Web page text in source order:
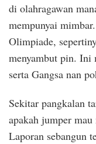
di olahragawan
mempunyai
Olimpiade,
menyambut pin. Ini
serta Gangsa nan
Sekitar pangkalan
apakah jumper
Laporan sebangun